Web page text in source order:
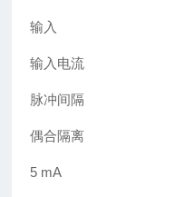
输入
输入电流
脉冲间隔
偶合隔离
5 mA